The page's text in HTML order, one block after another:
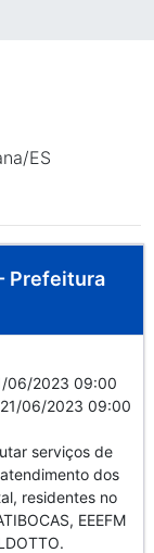
ES
Prefeitura
06/2023 09:00
21/06/2023 09:00
serviços de
dos
residentes no
EEEFM